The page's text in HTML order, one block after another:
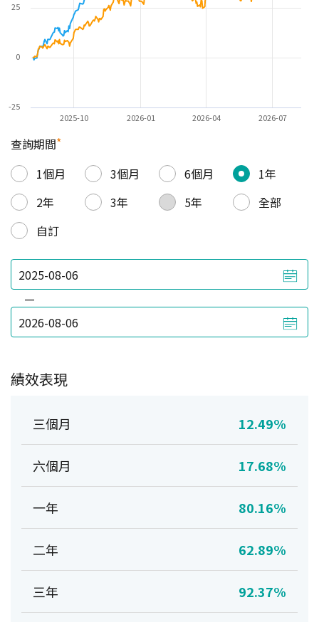
2025-10 2026-01 2026-04 2026-07
-25
0
25
查詢期間*
1個月
3個月 6個月
1年
2年
3年 5年
全部
自訂
—
績效表現
三個月 12.49%
六個月 17.68%
一年 80.16%
二年 62.89%
三年 92.37%